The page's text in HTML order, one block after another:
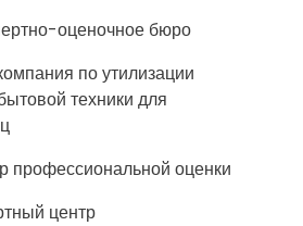
оценочное бюро
по утилизации
техники для
профессиональной оценки
центр